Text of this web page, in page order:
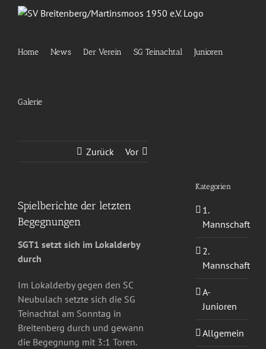
Home News Der Verein SG Teinachtal Junioren
Galerie
Zurück Vor
Spielberichte der letzten
Begegnungen
SGT1 setzt sich im Lokalderby
durch
Im Lokalderby gegen den SC
Neubulach setzte sich die SG
Teinachtal am Sonntag in
Breitenberg durch und gewann
die Begegnung mit 3:1 Toren.
Kategorien
1.
Mannschaft
2.
Mannschaft
A-
Junioren
Allgemein